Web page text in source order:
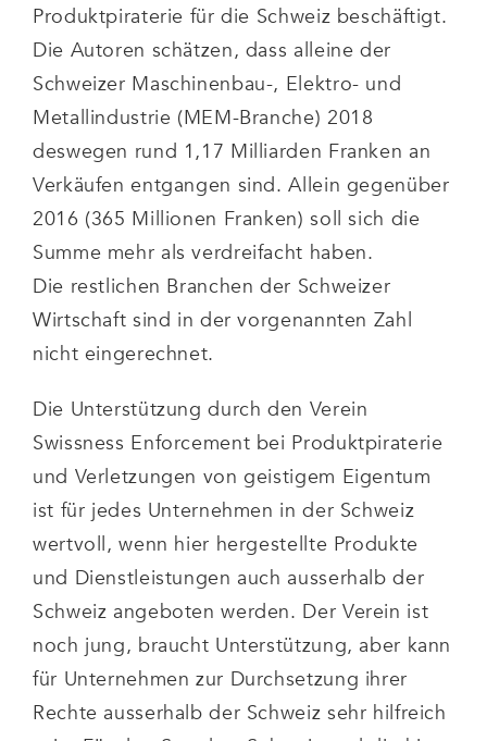
Produktpiraterie für die Schweiz beschäftigt.
Die Autoren schätzen, dass alleine der
Schweizer Maschinenbau-, Elektro- und
Metallindustrie (MEM-Branche) 2018
deswegen rund 1,17 Milliarden Franken an
Verkäufen entgangen sind. Allein gegenüber
2016 (365 Millionen Franken) soll sich die
Summe mehr als verdreifacht haben.
Die restlichen Branchen der Schweizer
Wirtschaft sind in der vorgenannten Zahl
nicht eingerechnet.
Die Unterstützung durch den Verein
Swissness Enforcement bei Produktpiraterie
und Verletzungen von geistigem Eigentum
ist für jedes Unternehmen in der Schweiz
wertvoll, wenn hier hergestellte Produkte
und Dienstleistungen auch ausserhalb der
Schweiz angeboten werden. Der Verein ist
noch jung, braucht Unterstützung, aber kann
für Unternehmen zur Durchsetzung ihrer
Rechte ausserhalb der Schweiz sehr hilfreich